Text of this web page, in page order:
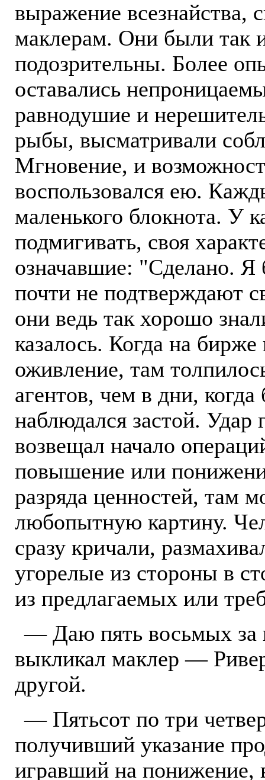
выражение всезнайства,
маклерам. Они были так
подозрительны. Более
оставались
равнодушие и
рыбы, высматривали
Мгновение, и
воспользовался ею.
маленького блокнота. У
подмигивать, своя
означавшие: "Сделано. Я
почти не подтверждают
они ведь так хорошо
казалось. Когда на
оживление, там
агентов, чем в дни,
наблюдался застой. Удар
возвещал начало
повышение или
разряда ценностей, там
любопытную картину.
сразу кричали,
угорелые из стороны в
из предлагаемых или
— Даю пять восьмых
выкликал маклер —
другой.
— Пятьсот по три
получивший указание
игравший на понижение,